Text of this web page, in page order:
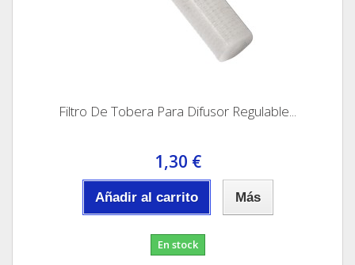
Filtro De Tobera Para Difusor Regulable...
1,30 €
Añadir al carrito Más
En stock